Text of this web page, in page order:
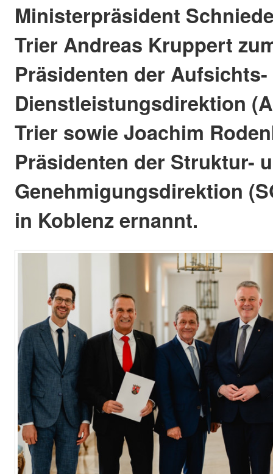
Ministerpräsident
Trier Andreas Kruppert
Präsidenten der
Dienstleistungsdirektion
Trier sowie Joachim
Präsidenten der Struktur-
Genehmigungsdirektion
in Koblenz ernannt.